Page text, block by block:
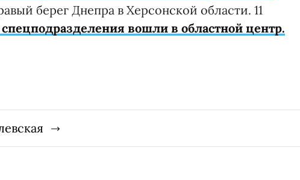
берег Днепра в Херсонской области. 11
вошли в областной центр.